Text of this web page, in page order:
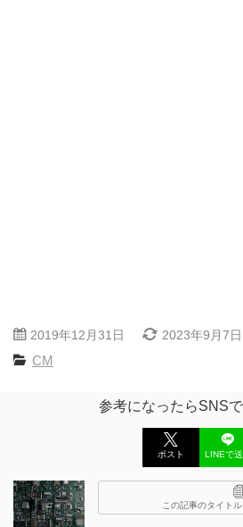
2019年12月31日 2023年9月7日
CM
参考になったらSNSで
ポスト LINEで
この記事のタイト